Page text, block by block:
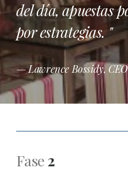
del día, apuestas
por estrategias. "
— Lawrence Bossidy,
Fase 2